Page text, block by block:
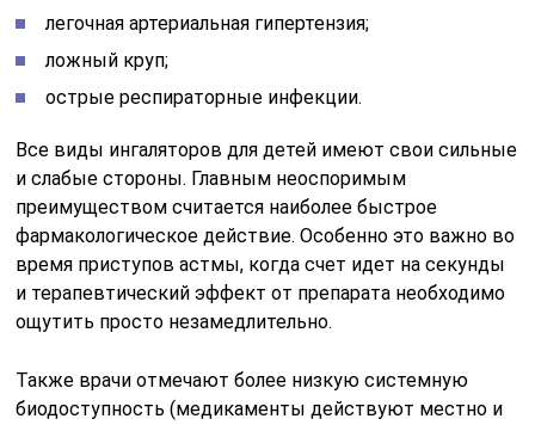
легочная артериальная гипертензия;
ложный круп;
острые респираторные инфекции.
Все виды ингаляторов для детей имеют свои сильные
и слабые стороны. Главным неоспоримым
преимуществом считается наиболее быстрое
фармакологическое действие. Особенно это важно во
время приступов астмы, когда счет идет на секунды
и терапевтический эффект от препарата необходимо
ощутить просто незамедлительно.
Также врачи отмечают более низкую системную
биодоступность (медикаменты действуют местно и